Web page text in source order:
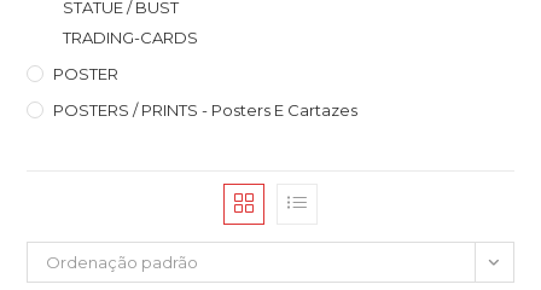
STATUE / BUST
TRADING-CARDS
POSTER
POSTERS / PRINTS - Posters E Cartazes
Ordenação padrão